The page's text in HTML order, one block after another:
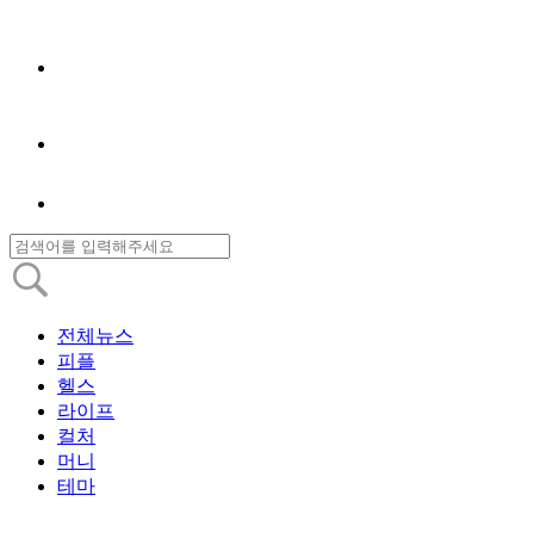
전체뉴스
피플
헬스
라이프
컬처
머니
테마